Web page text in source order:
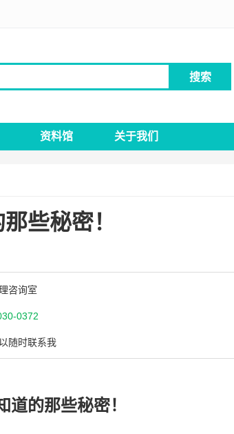
搜索
资料馆 关于我们
些秘密！
咨询室
0372
随时联系我
的那些秘密！